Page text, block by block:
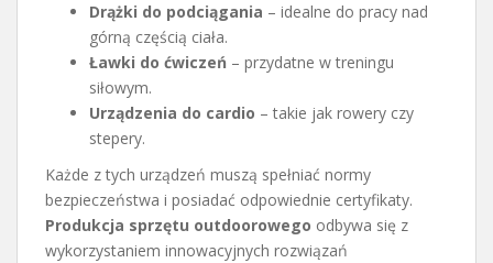
Drążki do podciągania – idealne do pracy nad
górną częścią ciała.
Ławki do ćwiczeń – przydatne w treningu
siłowym.
Urządzenia do cardio – takie jak rowery czy
stepery.
Każde z tych urządzeń muszą spełniać normy
bezpieczeństwa i posiadać odpowiednie certyfikaty.
Produkcja sprzętu outdoorowego odbywa się z
wykorzystaniem innowacyjnych rozwiązań